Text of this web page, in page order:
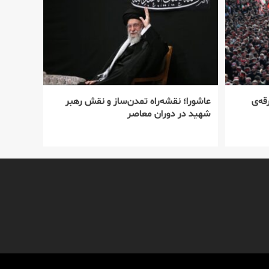
عاشورا؛ نقشه‌راه تمدن‌ساز و نقش رهبر
شهید در دوران معاصر